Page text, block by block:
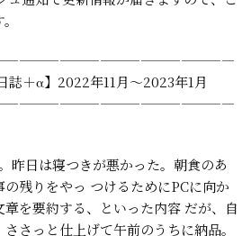
誌＋α】2022年11月〜2023年1月
昨日は寝つきが悪かった。朝食のあ
残りをやっ つけるためにPCに向か
章を要約する、といった内容 だが、自
さっと仕上げて午前のうちに納品。